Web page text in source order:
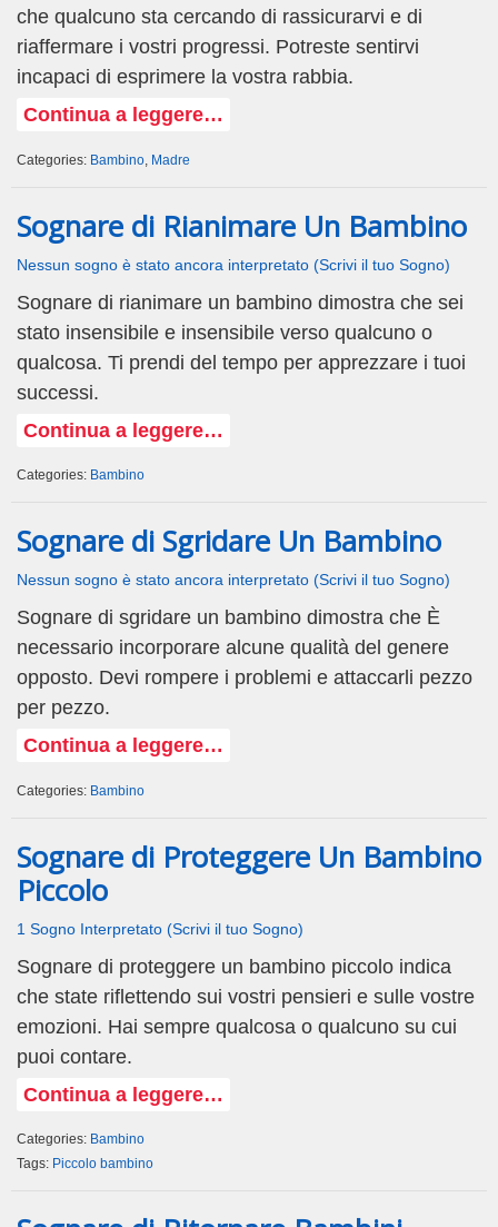
che qualcuno sta cercando di rassicurarvi e di
riaffermare i vostri progressi. Potreste sentirvi
incapaci di esprimere la vostra rabbia.
Continua a leggere…
Categories: Bambino Madre
Sognare di Rianimare Un Bambino
Nessun sogno è stato ancora interpretato (Scrivi il tuo Sogno)
Sognare di rianimare un bambino dimostra che sei
stato insensibile e insensibile verso qualcuno o
qualcosa. Ti prendi del tempo per apprezzare i tuoi
successi.
Continua a leggere…
Categories: Bambino
Sognare di Sgridare Un Bambino
Nessun sogno è stato ancora interpretato (Scrivi il tuo Sogno)
Sognare di sgridare un bambino dimostra che È
necessario incorporare alcune qualità del genere
opposto. Devi rompere i problemi e attaccarli pezzo
per pezzo.
Continua a leggere…
Categories: Bambino
Sognare di Proteggere Un Bambino
Piccolo
1 Sogno Interpretato (Scrivi il tuo Sogno)
Sognare di proteggere un bambino piccolo indica
che state riflettendo sui vostri pensieri e sulle vostre
emozioni. Hai sempre qualcosa o qualcuno su cui
puoi contare.
Continua a leggere…
Categories: Bambino
Tags: Piccolo bambino